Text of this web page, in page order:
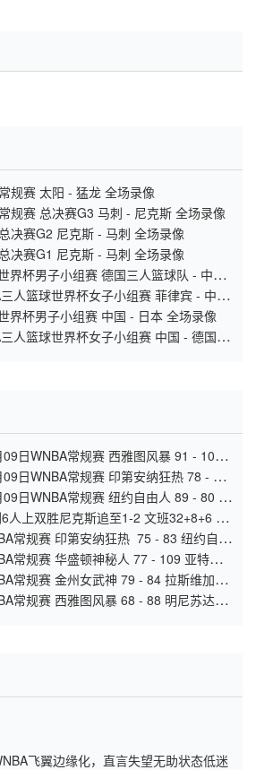
规赛 太阳 - 猛龙 全场录像
规赛 总决赛G3 马刺 - 尼克斯 全场录像
决赛G2 尼克斯 - 马刺 全场录像
决赛G1 尼克斯 - 马刺 全场录像
界杯男子小组赛 德国三人篮球队 - 中国
人篮球世界杯女子小组赛 菲律宾 - 中国
界杯男子小组赛 中国 - 日本 全场录像
人篮球世界杯女子小组赛 中国 - 德国 全
日WNBA常规赛 西雅图风暴 91 - 101
日WNBA常规赛 印第安纳狂热 78 - 76
日WNBA常规赛 纽约自由人 89 - 80 康
人上双胜尼克斯追至1-2 文班32+8+6 大
常规赛 印第安纳狂热 75 - 83 纽约自由
常规赛 华盛顿神秘人 77 - 109 亚特兰
常规赛 金州女武神 79 - 84 拉斯维加斯
常规赛 西雅图风暴 68 - 88 明尼苏达山
飞翼边缘化，直言失望无助状态低迷